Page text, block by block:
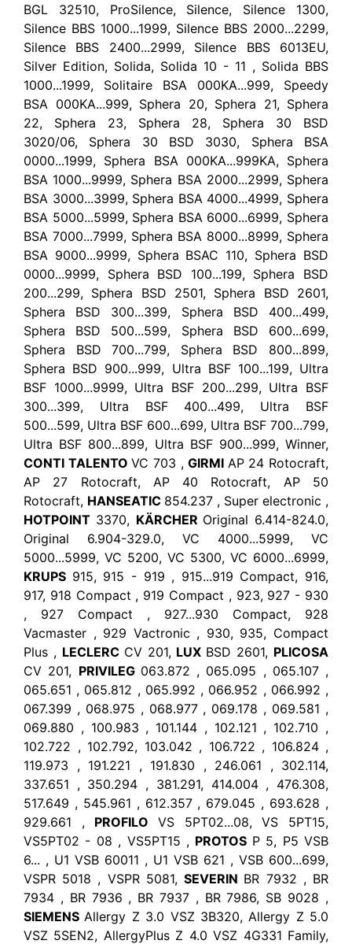
BGL 32510, ProSilence, Silence, Silence 1300,
Silence BBS 1000...1999, Silence BBS 2000...2299,
Silence BBS 2400...2999, Silence BBS 6013EU,
Silver Edition, Solida, Solida 10 - 11 , Solida BBS
1000...1999, Solitaire BSA 000KA...999, Speedy
BSA 000KA...999, Sphera 20, Sphera 21, Sphera
22, Sphera 23, Sphera 28, Sphera 30 BSD
3020/06, Sphera 30 BSD 3030, Sphera BSA
0000...1999, Sphera BSA 000KA...999KA, Sphera
BSA 1000...9999, Sphera BSA 2000...2999, Sphera
BSA 3000...3999, Sphera BSA 4000...4999, Sphera
BSA 5000...5999, Sphera BSA 6000...6999, Sphera
BSA 7000...7999, Sphera BSA 8000...8999, Sphera
BSA 9000...9999, Sphera BSAC 110, Sphera BSD
0000...9999, Sphera BSD 100...199, Sphera BSD
200...299, Sphera BSD 2501, Sphera BSD 2601,
Sphera BSD 300...399, Sphera BSD 400...499,
Sphera BSD 500...599, Sphera BSD 600...699,
Sphera BSD 700...799, Sphera BSD 800...899,
Sphera BSD 900...999, Ultra BSF 100...199, Ultra
BSF 1000...9999, Ultra BSF 200...299, Ultra BSF
300...399, Ultra BSF 400...499, Ultra BSF
500...599, Ultra BSF 600...699, Ultra BSF 700...799,
Ultra BSF 800...899, Ultra BSF 900...999, Winner,
CONTI TALENTOVC 703 ,GIRMI AP 24 Rotocraft,
AP 27 Rotocraft, AP 40 Rotocraft, AP 50
Rotocraft, HANSEATIC 854.237 , Super electronic ,
HOTPOINT 3370, KÄRCHER Original 6.414-824.0,
Original 6.904-329.0, VC 4000...5999, VC
5000...5999, VC 5200, VC 5300, VC 6000...6999,
KRUPS 915, 915 - 919 , 915...919 Compact, 916,
917, 918 Compact , 919 Compact , 923, 927 - 930
, 927 Compact , 927...930 Compact, 928
Vacmaster , 929 Vactronic , 930, 935, Compact
Plus , LECLERC CV 201, LUX BSD 2601, PLICOSA
CV 201, PRIVILEG 063.872 , 065.095 , 065.107 ,
065.651 , 065.812 , 065.992 , 066.952 , 066.992 ,
067.399 , 068.975 , 068.977 , 069.178 , 069.581 ,
069.880 , 100.983 , 101.144 , 102.121 , 102.710 ,
102.722 , 102.792, 103.042 , 106.722 , 106.824 ,
119.973 , 191.221 , 191.830 , 246.061 , 302.114,
337.651 , 350.294 , 381.291, 414.004 , 476.308,
517.649 , 545.961 , 612.357 , 679.045 , 693.628 ,
929.661 , PROFILOVS 5PT02...08, VS 5PT15,
VS5PT02 - 08 , VS5PT15 , PROTOS P 5, P5 VSB
6... , U1 VSB 60011 , U1 VSB 621 , VSB 600...699,
VSPR 5018 , VSPR 5081,SEVERIN BR 7932 , BR
7934 , BR 7936 , BR 7937 , BR 7986, SB 9028 ,
SIEMENS Allergy Z 3.0 VSZ 3B320, Allergy Z 5.0
VSZ 5SEN2, AllergyPlus Z 4.0 VSZ 4G331 Family,